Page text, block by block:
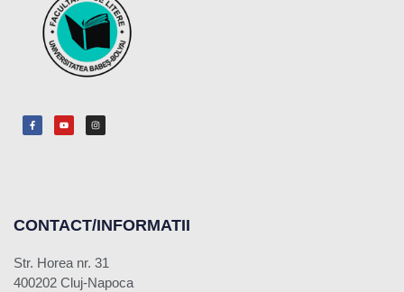
CONTACT/INFORMATII
Str. Horea nr. 31
400202 Cluj-Napoca